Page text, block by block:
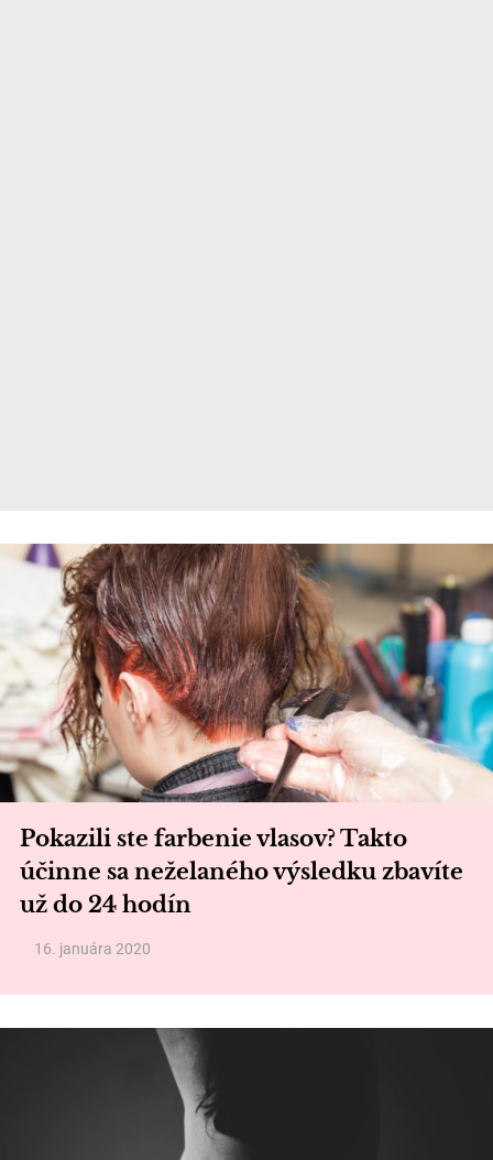
Pokazili ste farbenie vlasov? Takto
účinne sa neželaného výsledku zbavíte
už do 24 hodín
16. januára 2020